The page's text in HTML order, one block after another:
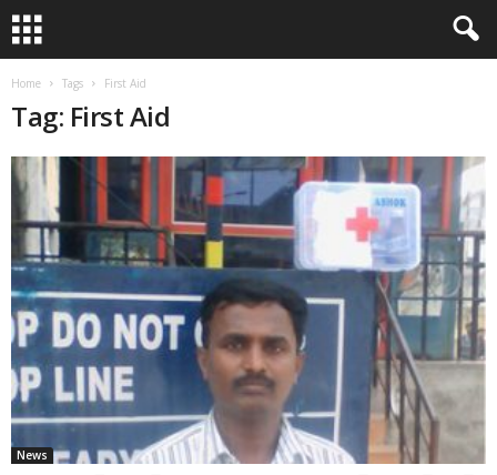
Home Tags First Aid
Tag: First Aid
News